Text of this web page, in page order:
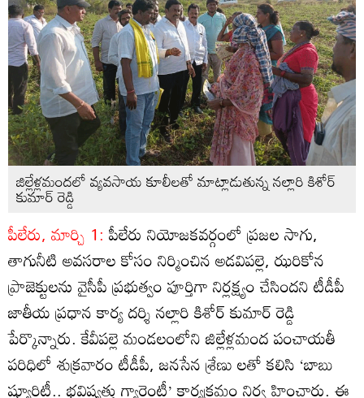
జిల్లేళ్లమందలో వ్యవసాయ కూలీలతో మాట్లాడుతున్న నల్లారి కిశోర్‌
కుమార్‌ రెడ్డి
పీలేరు, మార్చి 1: పీలేరు నియోజకవర్గంలో ప్రజల సాగు,
తాగునీటి అవసరాల కోసం నిర్మించిన అడవిపల్లె, ఝరికోన
ప్రాజెక్టులను వైసీపీ ప్రభుత్వం పూర్తిగా నిర్లక్ష్యం చేసిందని టీడీపీ
జాతీయ ప్రధాన కార్య దర్శి నల్లారి కిశోర్‌ కుమార్‌ రెడ్డి
పేర్కొన్నారు. కేవీపల్లె మండలంలోని జిల్లేళ్లమంద పంచాయతీ
పరిధిలో శుక్రవారం టీడీపీ, జనసేన శ్రేణు లతో కలిసి ‘బాబు
ష్యూరిటీ.. భవిష్యత్తు గ్యారెంటీ’ కార్యక్రమం నిర్వ హించారు. ఈ